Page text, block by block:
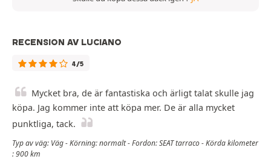
RECENSION AV LUCIANO
4/5
Mycket bra, de är fantastiska och ärligt talat skulle jag
köpa. Jag kommer inte att köpa mer. De är alla mycket
punktliga, tack.
Typ av väg: Väg - Körning: normalt - Fordon: SEAT tarraco - Körda kilometer
: 900 km